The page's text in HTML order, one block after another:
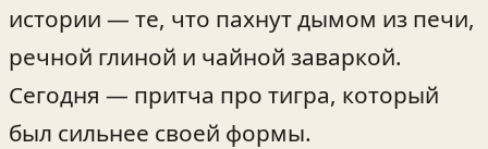
истории — те, что пахнут дымом из печи,
речной глиной и чайной заваркой.
Сегодня — притча про тигра, который
был сильнее своей формы.